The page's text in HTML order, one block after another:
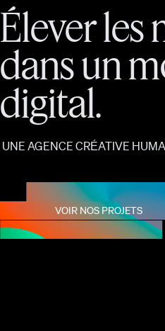
Éleverles
dansun
digital.
UNE AGENCE CRÉATIVE
VOIR NOS PROJETS